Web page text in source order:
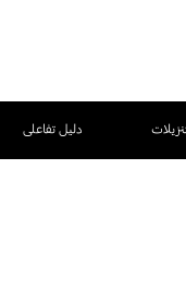
دليل تفاعلى